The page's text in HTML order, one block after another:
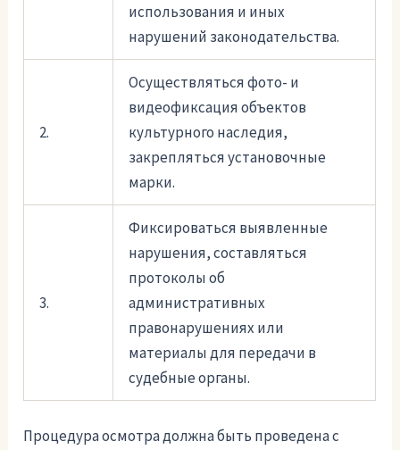
использования и иных
нарушений законодательства.
2.
Осуществляться фото- и
видеофиксация объектов
культурного наследия,
закрепляться установочные
марки.
3.
Фиксироваться выявленные
нарушения, составляться
протоколы об
административных
правонарушениях или
материалы для передачи в
судебные органы.
Процедура осмотра должна быть проведена с